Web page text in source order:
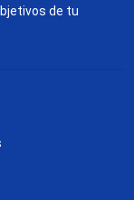
de tu